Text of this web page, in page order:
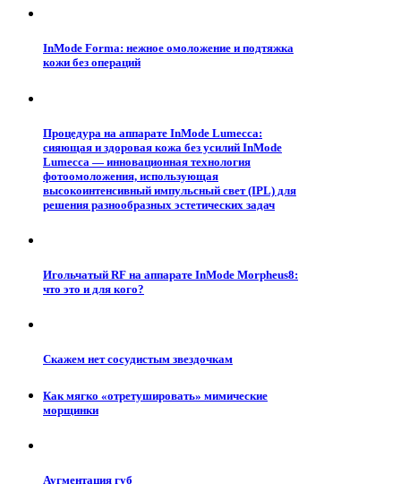
InMode Forma: нежное омоложение и подтяжка
кожи без операций
Процедура на аппарате InMode Lumecca:
сияющая и здоровая кожа без усилий InMode
Lumecca — инновационная технология
фотоомоложения, использующая
высокоинтенсивный импульсный свет (IPL) для
решения разнообразных эстетических задач
Игольчатый RF на аппарате InMode Morpheus8:
что это и для кого?
Скажем нет сосудистым звездочкам
Как мягко «отретушировать» мимические
морщинки
Аугментация губ